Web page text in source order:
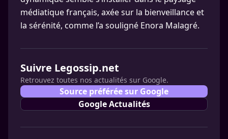
médiatique français, axée sur la bienveillance et
la sérénité, comme l’a souligné Enora Malagré.
Suivre Legossip.net
Retrouvez toutes nos actualités sur Google.
Source préférée sur Google
Google Actualités